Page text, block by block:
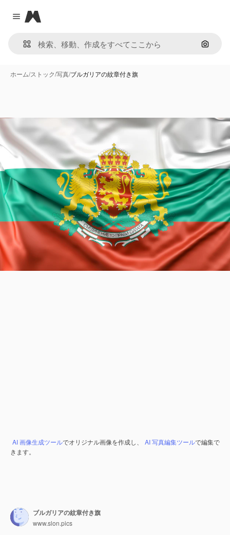
Close menu
Magnific
画像で
ホーム/ストック/写真/ブルガリアの紋章付き旗
AI 画像生成ツールでオリジナル画像を作成し、 AI 写真編集ツールで編集で
きます。
ブルガリアの紋章付き旗
www.slon.pics